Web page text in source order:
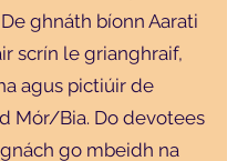
ghnáth bíonn Aarati
scrín le grianghraif,
agus pictiúir de
Mór/Bia. Do devotees
gnách go mbeidh na